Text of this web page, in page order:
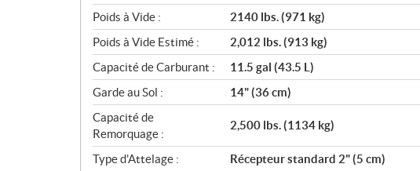
Poids à Vide :
2140 lbs. (971 kg)
Poids à Vide Estimé :
2,012 lbs. (913 kg)
Capacité de Carburant :
11.5 gal (43.5 L)
Garde au Sol :
14" (36 cm)
Capacité de
Remorquage :
2,500 lbs. (1134 kg)
Type d'Attelage :
Récepteur standard 2" (5 cm)